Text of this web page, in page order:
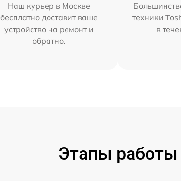
Наш курьер в Москве
бесплатно доставит ваше
устройство на ремонт и
обратно.
техники
в
Этапы работы